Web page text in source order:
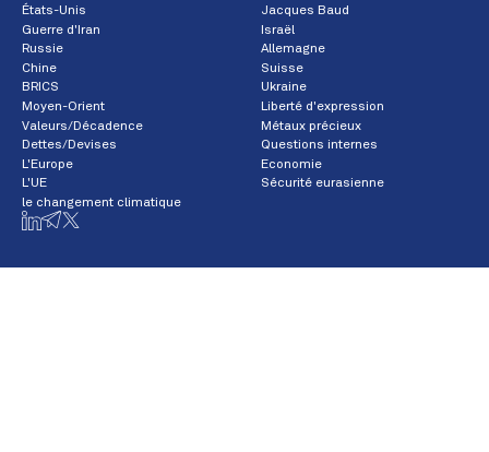
États-Unis
Jacques Baud
Guerre d'Iran
Israël
Russie
Allemagne
Chine
Suisse
BRICS
Ukraine
Moyen-Orient
Liberté d'expression
Valeurs/Décadence
Métaux précieux
Dettes/Devises
Questions internes
L'Europe
Economie
L'UE
Sécurité eurasienne
le changement climatique